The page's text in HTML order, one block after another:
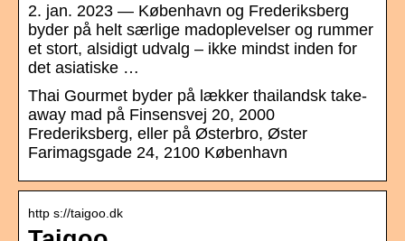
2. jan. 2023 — København og Frederiksberg
byder på helt særlige madoplevelser og rummer
et stort, alsidigt udvalg – ikke mindst inden for
det asiatiske …
Thai Gourmet byder på lækker thailandsk take-
away mad på Finsensvej 20, 2000
Frederiksberg, eller på Østerbro, Øster
Farimagsgade 24, 2100 København
http s://taigoo.dk